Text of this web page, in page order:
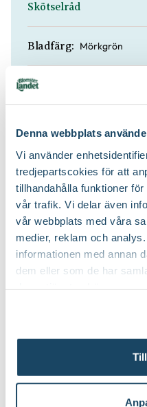
Denna webbplats
Vi använder
tredjepartscokies för att
tillhandahålla funktioner
vår trafik. Vi delar även
vår webbplats med våra
medier, reklam och
informationen med annan
dem eller som de har
Skötselråd
Bladfärg: Mörkgrön
Blomfärg:
Blomningstid:
November
Höjd: 100-120 cm
Läge: Sol
Växtsätt: Buskigt, Upprätt
Planteringsavstånd: 80